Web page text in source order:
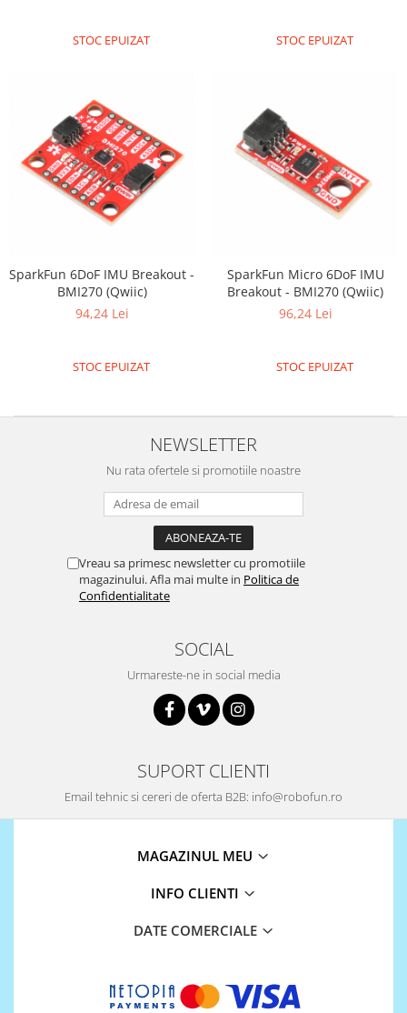
STOC EPUIZAT STOC EPUIZAT
SparkFun 6DoF IMU Breakout -
BMI270 (Qwiic)
94,24 Lei
STOC EPUIZAT
SparkFun Micro 6DoF IMU
Breakout - BMI270 (Qwiic)
96,24 Lei
STOC EPUIZAT
NEWSLETTER
Nu rata ofertele si promotiile noastre
Vreau sa primesc newsletter cu promotiile
magazinului. Afla mai multe in Politica de
Confidentialitate
SOCIAL
Urmareste-ne in social media
SUPORT CLIENTI
Email tehnic si cereri de oferta B2B: info@robofun.ro
MAGAZINUL MEU
INFO CLIENTI
DATE COMERCIALE